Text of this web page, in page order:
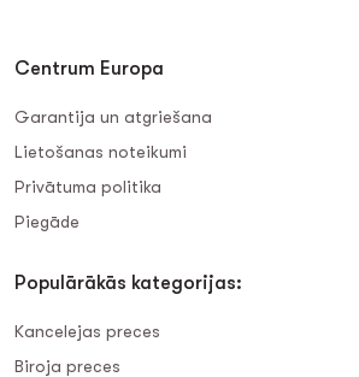
Centrum Europa
Garantija un atgriešana
Lietošanas noteikumi
Privātuma politika
Piegāde
Populārākās kategorijas:
Kancelejas preces
Biroja preces